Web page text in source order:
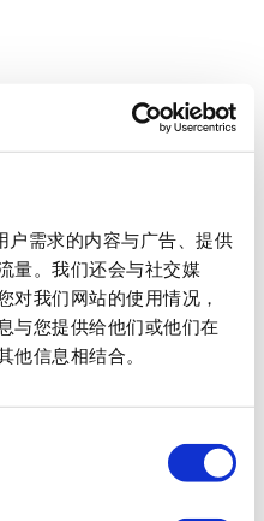
户需求的内容与广告、提供
量。我们还会与社交媒
对我们网站的使用情况，
与您提供给他们或他们在
他信息相结合。